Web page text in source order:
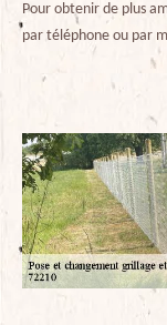
Pour obtenir de plus
par téléphone ou par